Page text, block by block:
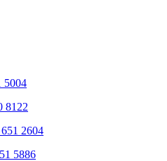
5004
8122
2604
5886